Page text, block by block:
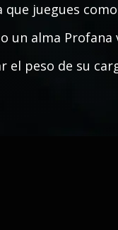
que juegues
un alma Profana
el peso de su